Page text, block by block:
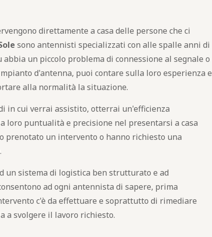
direttamente a casa delle persone che ci
sono antennisti specializzati con alle spalle anni di
abbia un piccolo problema di connessione al segnale o
d'antenna, puoi contare sulla loro esperienza e
alla normalità la situazione.
in cui verrai assistito, otterrai un'efficienza
loro puntualità e precisione nel presentarsi a casa
prenotato un intervento o hanno richiesto una
.
un sistema di logistica ben strutturato e ad
ad ogni antennista di sapere, prima
c'è da effettuare e soprattutto di rimediare
a svolgere il lavoro richiesto.